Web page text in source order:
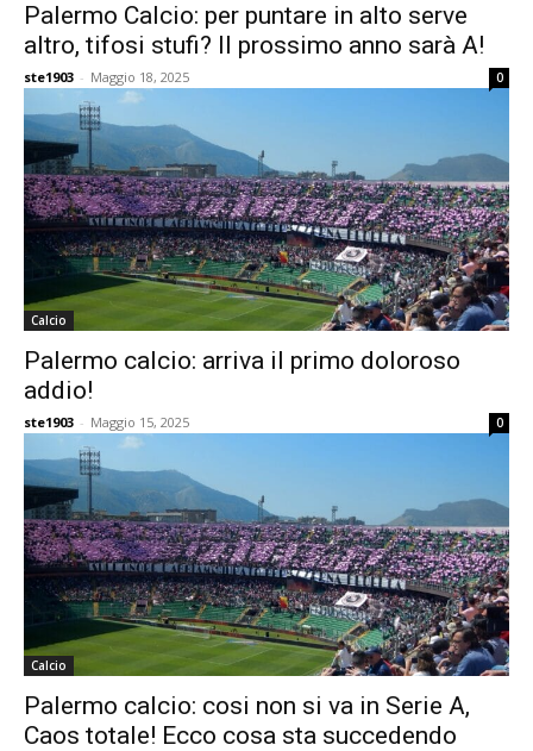
Palermo Calcio: per puntare in alto serve
altro, tifosi stufi? Il prossimo anno sarà A!
ste1903 - Maggio 18, 2025 0
Calcio
Palermo calcio: arriva il primo doloroso
addio!
ste1903 - Maggio 15, 2025 0
Calcio
Palermo calcio: cosi non si va in Serie A,
Caos totale! Ecco cosa sta succedendo